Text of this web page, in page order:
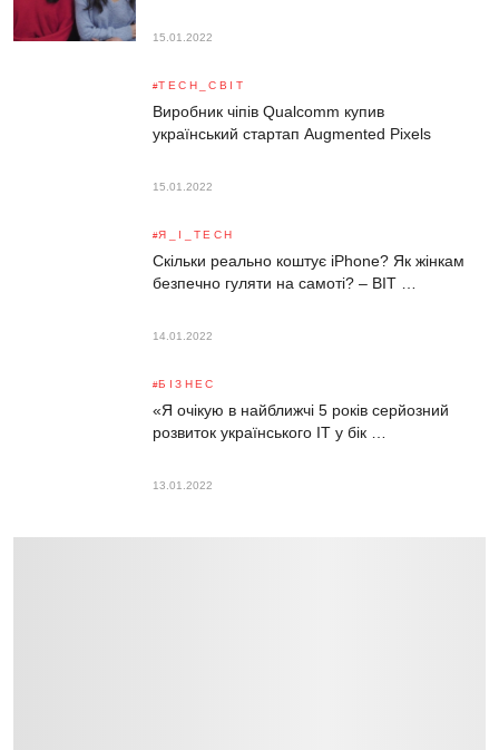
15.01.2022
TECH_СВІТ
Виробник чіпів Qualcomm купив
український стартап Augmented Pixels
15.01.2022
Я_І_TECH
Скільки реально коштує iPhone? Як жінкам
безпечно гуляти на самоті? – BIT …
14.01.2022
БІЗНЕС
«Я очікую в найближчі 5 років серйозний
розвиток українського ІТ у бік …
13.01.2022